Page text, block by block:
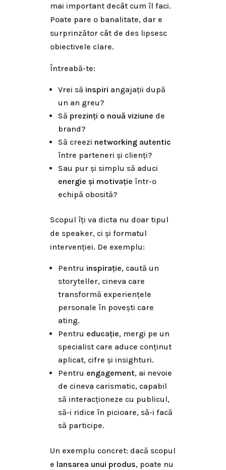
mai important decât cum îl faci.
Poate pare o banalitate, dar e
surprinzător cât de des lipsesc
obiectivele clare.
Întreabă-te:
Vrei să inspiri angajații după
un an greu?
Să prezinți o nouă viziune de
brand?
Să creezi networking autentic
între parteneri și clienți?
Sau pur și simplu să aduci
energie și motivație într-o
echipă obosită?
Scopul îți va dicta nu doar tipul
de speaker, ci și formatul
intervenției. De exemplu:
Pentru inspirație, caută un
storyteller, cineva care
transformă experiențele
personale în povești care
ating.
Pentru educație, mergi pe un
specialist care aduce conținut
aplicat, cifre și insighturi.
Pentru engagement, ai nevoie
de cineva carismatic, capabil
să interacționeze cu publicul,
să-i ridice în picioare, să-i facă
să participe.
Un exemplu concret: dacă scopul
e lansarea unui produs, poate nu